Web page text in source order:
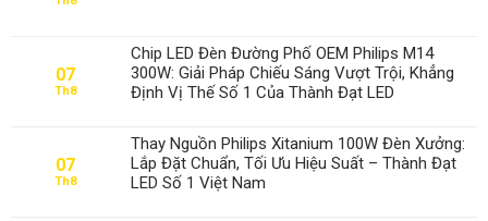
Module
100W
Chiếu
Bãi
Xe
07
Th8
Chip LED Đèn Đường Phố OEM Philips M14
300W: Giải Pháp Chiếu Sáng Vượt Trội, Khẳng
Định Vị Thế Số 1 Của Thành Đạt LED
07
Th8
Thay Nguồn Philips Xitanium 100W Đèn Xưởng:
Lắp Đặt Chuẩn, Tối Ưu Hiệu Suất – Thành Đạt
LED Số 1 Việt Nam